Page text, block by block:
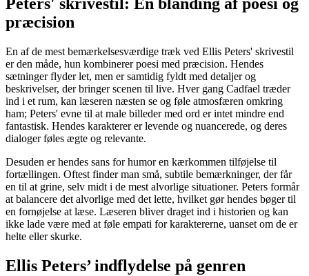
Peters' skrivestil: En blanding af poesi og
præcision
En af de mest bemærkelsesværdige træk ved Ellis Peters' skrivestil
er den måde, hun kombinerer poesi med præcision. Hendes
sætninger flyder let, men er samtidig fyldt med detaljer og
beskrivelser, der bringer scenen til live. Hver gang Cadfael træder
ind i et rum, kan læseren næsten se og føle atmosfæren omkring
ham; Peters' evne til at male billeder med ord er intet mindre end
fantastisk. Hendes karakterer er levende og nuancerede, og deres
dialoger føles ægte og relevante.
Desuden er hendes sans for humor en kærkommen tilføjelse til
fortællingen. Oftest finder man små, subtile bemærkninger, der får
en til at grine, selv midt i de mest alvorlige situationer. Peters formår
at balancere det alvorlige med det lette, hvilket gør hendes bøger til
en fornøjelse at læse. Læseren bliver draget ind i historien og kan
ikke lade være med at føle empati for karaktererne, uanset om de er
helte eller skurke.
Ellis Peters’ indflydelse på genren